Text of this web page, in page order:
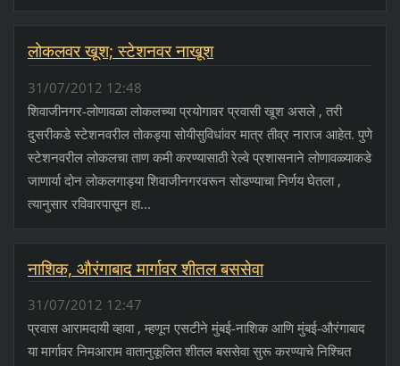
लोकलवर खूश; स्टेशनवर नाखूश
31/07/2012 12:48
शिवाजीनगर-लोणावळा लोकलच्या प्रयोगावर प्रवासी खूश असले , तरी
दुसरीकडे स्टेशनवरील तोकड्या सोयीसुविधांवर मात्र तीव्र नाराज आहेत. पुणे
स्टेशनवरील लोकलचा ताण कमी करण्यासाठी रेल्वे प्रशासनाने लोणावळ्याकडे
जाणार्या दोन लोकलगाड्या शिवाजीनगरवरून सोडण्याचा निर्णय घेतला ,
त्यानुसार रविवारपासून हा...
नाशिक, औरंगाबाद मार्गावर शीतल बससेवा
31/07/2012 12:47
प्रवास आरामदायी व्हावा , म्हणून एसटीने मुंबई-नाशिक आणि मुंबई-औरंगाबाद
या मार्गावर निमआराम वातानुकूलित शीतल बससेवा सुरू करण्याचे निश्चित